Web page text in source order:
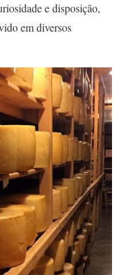
e disposição,
em diversos